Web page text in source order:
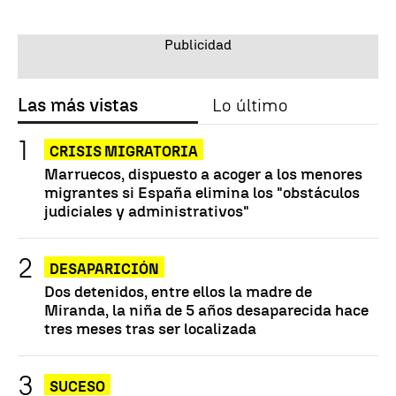
Las más vistas Lo último
CRISIS MIGRATORIA
Marruecos, dispuesto a acoger a los menores
migrantes si España elimina los "obstáculos
judiciales y administrativos"
DESAPARICIÓN
Dos detenidos, entre ellos la madre de
Miranda, la niña de 5 años desaparecida hace
tres meses tras ser localizada
SUCESO